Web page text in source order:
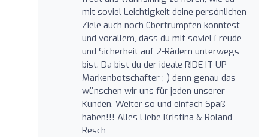
mit soviel Leichtigkeit deine persönlichen
Ziele auch noch übertrumpfen konntest
und vorallem, dass du mit soviel Freude
und Sicherheit auf 2-Rädern unterwegs
bist. Da bist du der ideale RIDE IT UP
Markenbotschafter ;-) denn genau das
wünschen wir uns für jeden unserer
Kunden. Weiter so und einfach Spaß
haben!!! Alles Liebe Kristina & Roland
Resch